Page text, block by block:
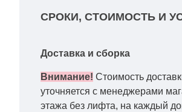
СРОКИ, СТОИМОСТЬ И
Доставка и сборка
Внимание! Стоимость
уточняется с менеджерами
этажа без лифта, на каждый